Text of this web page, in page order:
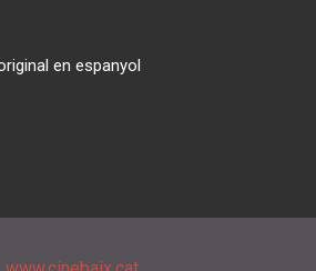
en espanyol